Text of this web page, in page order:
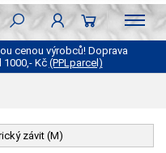
cenou výrobců! Doprava
1000,- Kč(PPLparcel)
závit (M)